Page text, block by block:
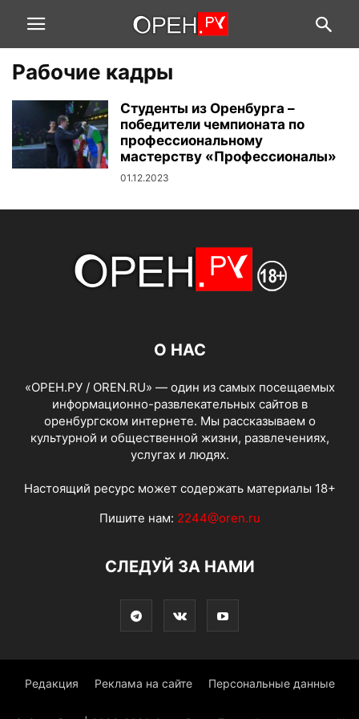
Рабочие кадры
Студенты из Оренбурга –
победители чемпионата по
профессиональному
мастерству «Профессионалы»
01.12.2023
О НАС
«ОРЕН.РУ / OREN.RU» — один из самых посещаемых
информационно-развлекательных сайтов в
оренбургском интернете. Мы рассказываем о
культурной и общественной жизни, развлечениях,
услугах и людях.
Настоящий ресурс может содержать материалы 18+
Пишите нам: 2244@oren.ru
СЛЕДУЙ ЗА НАМИ
Редакция Реклама на сайте Персональные данные